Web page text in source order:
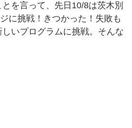
を言って、先日10/8は茨木別
に挑戦！きつかった！失敗も
いプログラムに挑戦。そんな